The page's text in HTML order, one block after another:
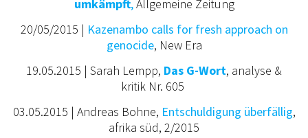
umkämpft,Allgemeine Zeitung
20/05/2015 | Kazenambo calls for fresh approach on
genocide, New Era
19.05.2015 | Sarah Lempp, Das G-Wort, analyse &
kritik Nr. 605
03.05.2015 | Andreas Bohne, Entschuldigung überfällig,
afrika süd, 2/2015